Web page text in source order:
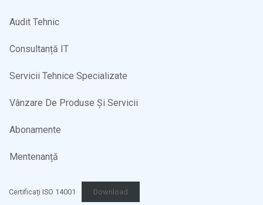
Audit Tehnic
Consultanță IT
Servicii Tehnice Specializate
Vânzare De Produse Și Servicii
Abonamente
Mentenanță
Certificați ISO 14001 Download